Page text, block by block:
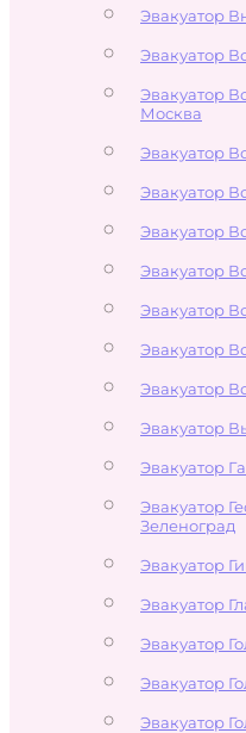
Эвакуатор
Эвакуатор
Эвакуатор
Москва
Эвакуатор
Эвакуатор
Эвакуатор
Эвакуатор
Эвакуатор
Эвакуатор
Эвакуатор
Эвакуатор
Эвакуатор
Эвакуатор
Зеленоград
Эвакуатор
Эвакуатор
Эвакуатор
Эвакуатор
Эвакуатор